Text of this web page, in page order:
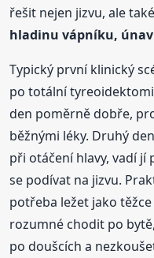
řešit nejen jizvu, ale také
hladinu vápníku,
Typický první klinický
po totální
den poměrně dobře,
běžnými léky. Druhý
při otáčení hlavy, vadí jí
se podívat na jizvu.
potřeba ležet jako
rozumné chodit po
po doušcích a